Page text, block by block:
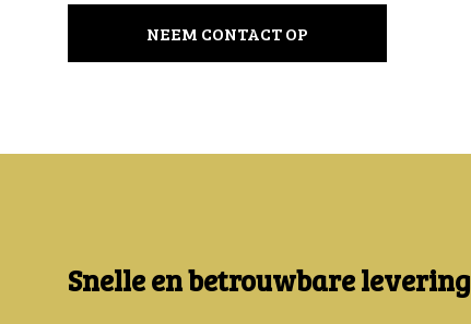
NEEM CONTACT OP
Snelle en betrouwbare levering